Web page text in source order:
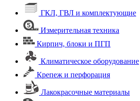
ГКЛ, ГВЛ и комплектующие
Измерительная техника
Кирпич, блоки и ПГП
Климатическое оборудование
Крепеж и перфорация
Лакокрасочные материалы